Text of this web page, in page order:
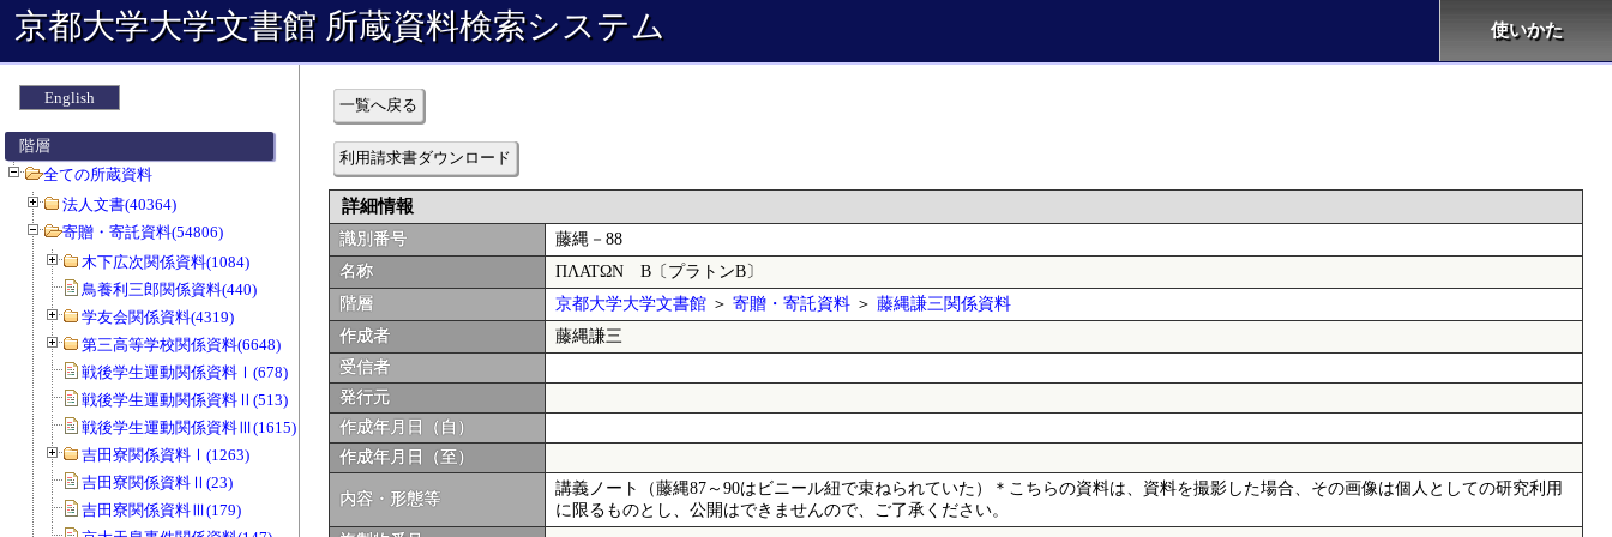
京都大学大学文書館 所蔵資料検索システム 使いかた
English
階層
全ての所蔵資料
法人文書(40364)
寄贈・寄託資料(54806)
木下広次関係資料(1084)
鳥養利三郎関係資料(440)
学友会関係資料(4319)
第三高等学校関係資料(6648)
戦後学生運動関係資料Ⅰ(678)
戦後学生運動関係資料Ⅱ(513)
戦後学生運動関係資料Ⅲ(1615)
吉田寮関係資料Ⅰ(1263)
吉田寮関係資料Ⅱ(23)
吉田寮関係資料Ⅲ(179)
一覧へ戻る
利用請求書ダウンロード
詳細情報
識別番号
藤縄－88
名称
ΠΛΑΤΩΝ Β〔プラトンΒ〕
階層
京都大学大学文書館 ＞ 寄贈・寄託資料 ＞ 藤縄謙三関係資料
作成者
藤縄謙三
受信者
発行元
作成年月日（自）
作成年月日（至）
内容・形態等
講義ノート（藤縄87～90はビニール紐で束ねられていた）＊こちらの資料は、資料を撮影した場合、その画像は個人としての研究利用
に限るものとし、公開はできませんので、ご了承ください。